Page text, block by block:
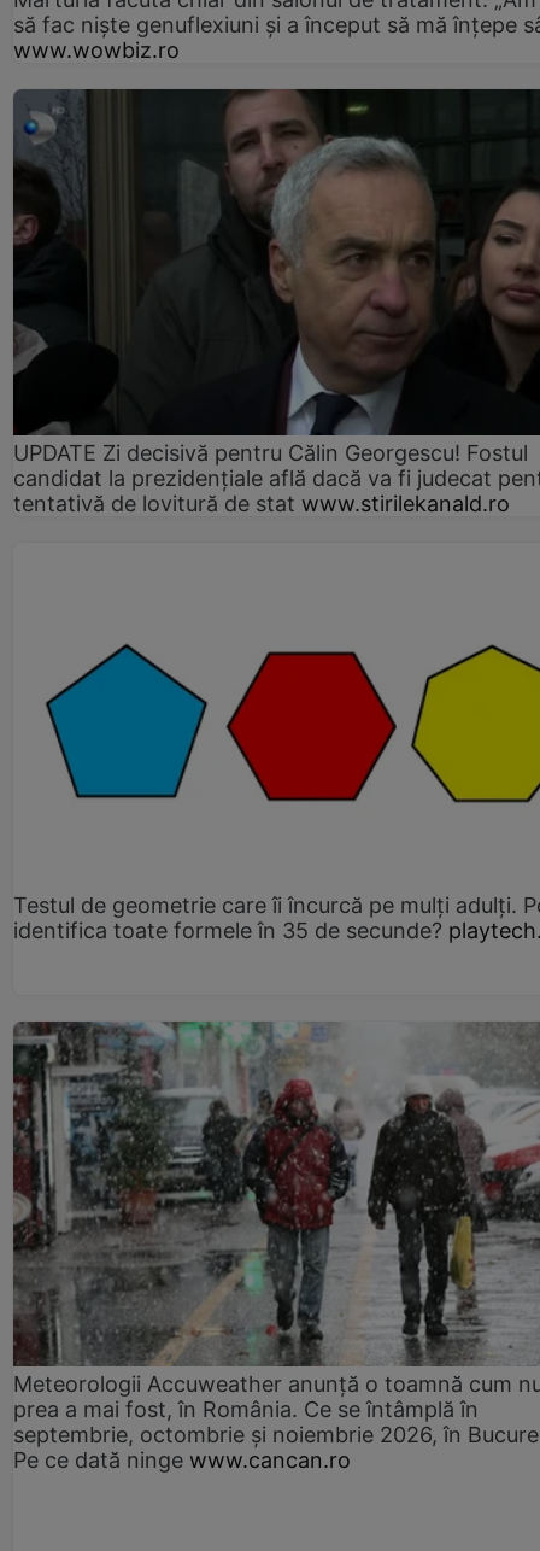
să fac niște genuflexiuni și a început să mă înțepe
www.wowbiz.ro
UPDATE Zi decisivă pentru Călin Georgescu! Fostul
candidat la prezidențiale află dacă va fi judecat
tentativă de lovitură de stat www.stirilekanald.ro
Testul de geometrie care îi încurcă pe mulți adulți.
identifica toate formele în 35 de secunde?
Meteorologii Accuweather anunță o toamnă cum
prea a mai fost, în România. Ce se întâmplă în
septembrie, octombrie și noiembrie 2026, în
Pe ce dată ninge www.cancan.ro